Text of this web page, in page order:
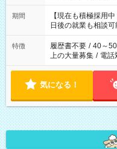
い」 「余裕を持っ
たくない」 など、ご希
の方へ 今ご覧のお
の勤務時間。 合計
期間
【現在も積極採用
日後の就業も相談可
特徴 履歴書不要 / 40～
上の大量募集 / 電話
気になる！